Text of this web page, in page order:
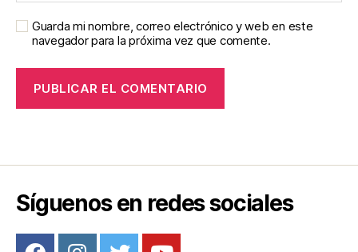
Guarda mi nombre, correo electrónico y web en este
navegador para la próxima vez que comente.
Síguenos en redes sociales